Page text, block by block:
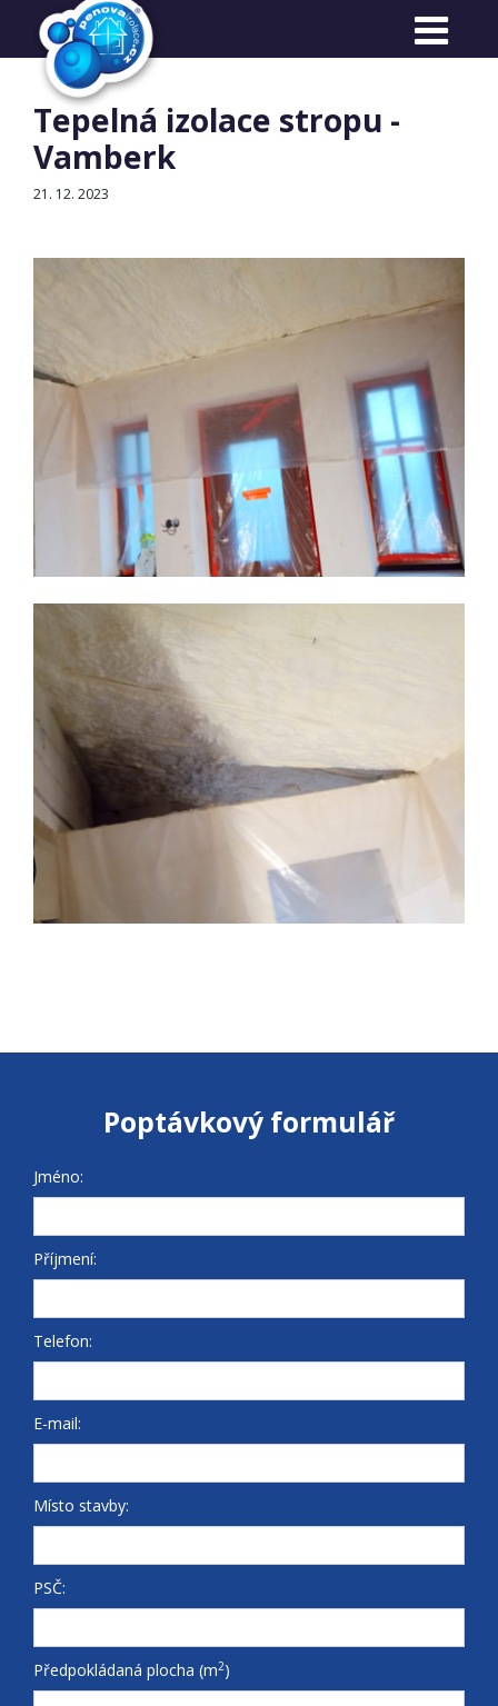
Reference
Tepelná izolace stropu -
Vamberk
21. 12. 2023
Poptávkový formulář
Jméno:
Příjmení:
Telefon:
E-mail:
Místo stavby:
PSČ:
Předpokládaná plocha (m2)